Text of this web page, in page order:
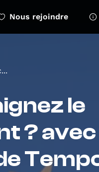
Nous rejoindre
le
?